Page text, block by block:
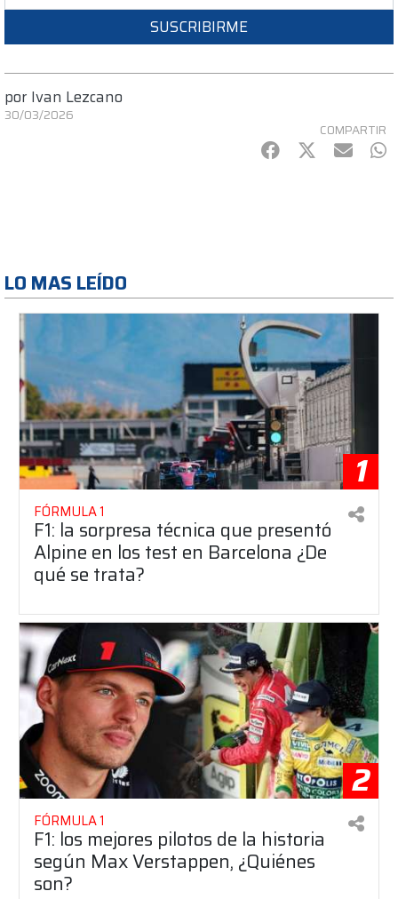
SUSCRIBIRME
por Ivan Lezcano
30/03/2026
COMPARTIR
Facebook
Twitter
mail
LO MAS LEÍDO
1
FÓRMULA 1
F1: la sorpresa técnica que presentó
Alpine en los test en Barcelona ¿De
qué se trata?
2
FÓRMULA 1
F1: los mejores pilotos de la historia
según Max Verstappen, ¿Quiénes
son?